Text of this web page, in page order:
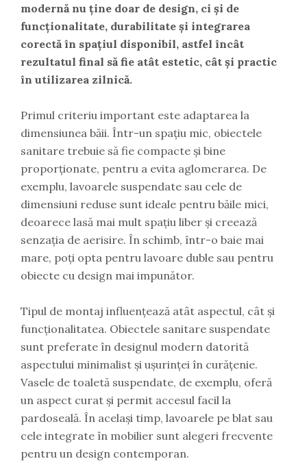
modernă nu ține doar de design, ci și de
funcționalitate, durabilitate și integrarea
corectă în spațiul disponibil, astfel încât
rezultatul final să fie atât estetic, cât și practic
în utilizarea zilnică.
Primul criteriu important este adaptarea la
dimensiunea băii. Într-un spațiu mic, obiectele
sanitare trebuie să fie compacte și bine
proporționate, pentru a evita aglomerarea. De
exemplu, lavoarele suspendate sau cele de
dimensiuni reduse sunt ideale pentru băile mici,
deoarece lasă mai mult spațiu liber și creează
senzația de aerisire. În schimb, într-o baie mai
mare, poți opta pentru lavoare duble sau pentru
obiecte cu design mai impunător.
Tipul de montaj influențează atât aspectul, cât și
funcționalitatea. Obiectele sanitare suspendate
sunt preferate în designul modern datorită
aspectului minimalist și ușurinței în curățenie.
Vasele de toaletă suspendate, de exemplu, oferă
un aspect curat și permit accesul facil la
pardoseală. În același timp, lavoarele pe blat sau
cele integrate în mobilier sunt alegeri frecvente
pentru un design contemporan.